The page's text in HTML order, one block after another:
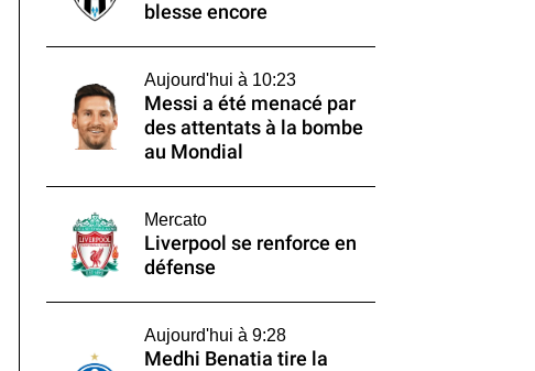
blesse encore
Aujourd'hui à 10:23
Messi a été menacé par
des attentats à la bombe
au Mondial
Mercato
Liverpool se renforce en
défense
Aujourd'hui à 9:28
Medhi Benatia tire la